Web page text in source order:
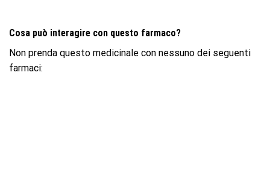
Cosa può interagire con questo farmaco?
Non prenda questo medicinale con nessuno dei seguenti
farmaci: